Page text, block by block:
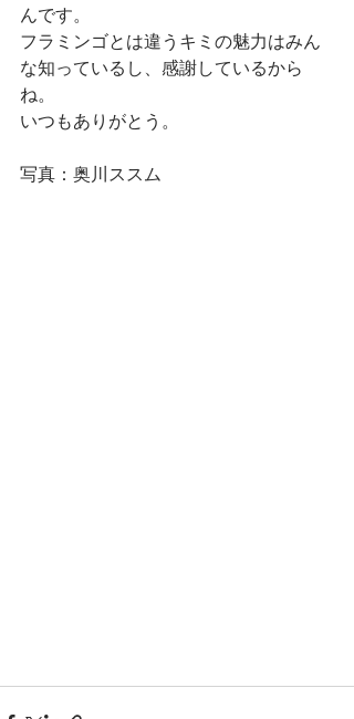
んです。
フラミンゴとは違うキミの魅力はみん
な知っているし、感謝しているから
ね。
いつもありがとう。
写真：奥川ススム